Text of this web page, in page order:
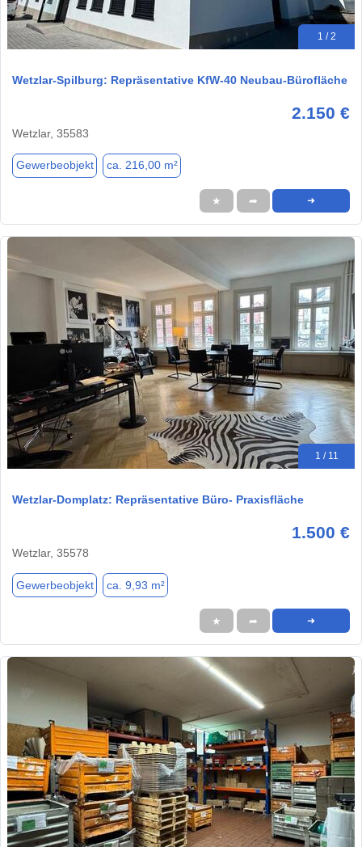
1 / 2
Wetzlar-Spilburg: Repräsentative KfW-40 Neubau-Bürofläche
2.150 €
Wetzlar, 35583
Gewerbeobjekt ca. 216,00 m²
★ ➦ ➜
1 / 11
Wetzlar-Domplatz: Repräsentative Büro- Praxisfläche
1.500 €
Wetzlar, 35578
Gewerbeobjekt ca. 9,93 m²
★ ➦ ➜